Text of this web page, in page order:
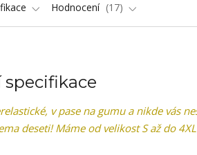
Hodnocení 17
v pase na gumu a nikde vás
deseti! Máme od velikost S až do 4XL